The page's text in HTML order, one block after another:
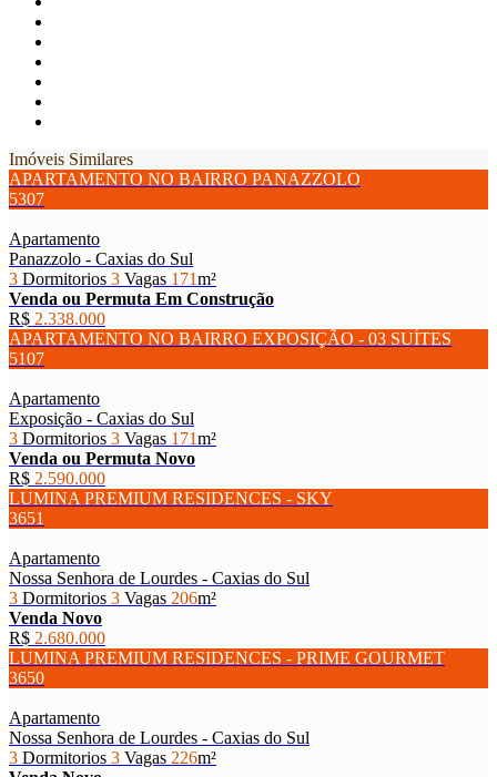
Imóveis Similares
APARTAMENTO NO BAIRRO PANAZZOLO
5307
Apartamento
Panazzolo - Caxias do Sul
3 Dormitorios 3 Vagas 171m²
Venda ou Permuta Em Construção
R$ 2.338.000
APARTAMENTO NO BAIRRO EXPOSIÇÃO - 03 SUÍTES
5107
Apartamento
Exposição - Caxias do Sul
3 Dormitorios 3 Vagas 171m²
Venda ou Permuta Novo
R$ 2.590.000
LUMINA PREMIUM RESIDENCES - SKY
3651
Apartamento
Nossa Senhora de Lourdes - Caxias do Sul
3 Dormitorios 3 Vagas 206m²
Venda Novo
R$ 2.680.000
LUMINA PREMIUM RESIDENCES - PRIME GOURMET
3650
Apartamento
Nossa Senhora de Lourdes - Caxias do Sul
3 Dormitorios 3 Vagas 226m²